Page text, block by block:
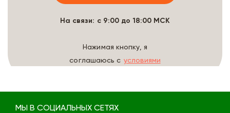
На связи: с 9:00 до 18:00 МСК
Нажимая кнопку, я
соглашаюсь с условиями
МЫ В СОЦИАЛЬНЫХ СЕТЯХ